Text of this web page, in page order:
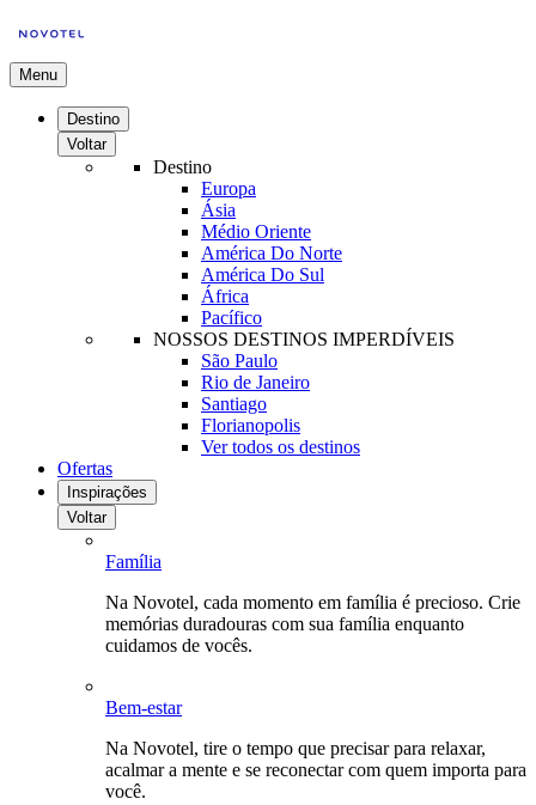
Menu
Destino
Voltar
Destino
Europa
Ásia
Médio Oriente
América Do Norte
América Do Sul
África
Pacífico
NOSSOS DESTINOS IMPERDÍVEIS
São Paulo
Rio de Janeiro
Santiago
Florianopolis
Ver todos os destinos
Ofertas
Inspirações
Voltar
Família
Na Novotel, cada momento em família é precioso. Crie
memórias duradouras com sua família enquanto
cuidamos de vocês.
Bem-estar
Na Novotel, tire o tempo que precisar para relaxar,
acalmar a mente e se reconectar com quem importa para
você.